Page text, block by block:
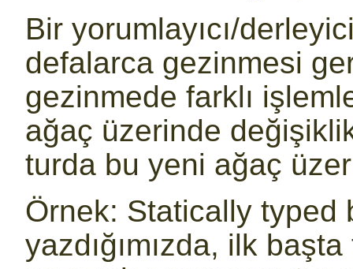
Bir yorumlayıcı/
defalarca gezinmesi
gezinmede farklı
ağaç üzerinde
turda bu yeni ağaç
Örnek: Statically typed
yazdığımızda, ilk